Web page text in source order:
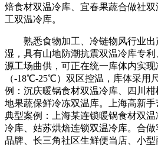
焙食材双温冷库、宜春果蔬合做社
工双温冷库。
熟悉食物加工、冷链物风行业出
湿，具有山地防潮抗震双温冷库专
源工场曲供，可正在统一库体内实
（-18℃-25℃）双区控温，库体采用
例：沉庆暖锅食材双温冷库、四川
地果蔬保鲜冷冻双温库。上海高新手
典型案例：上海某连锁暖锅食材双
冷库、姑苏烘焙连锁双温冷库。合
品牌、长三角社区生鲜便当店、小